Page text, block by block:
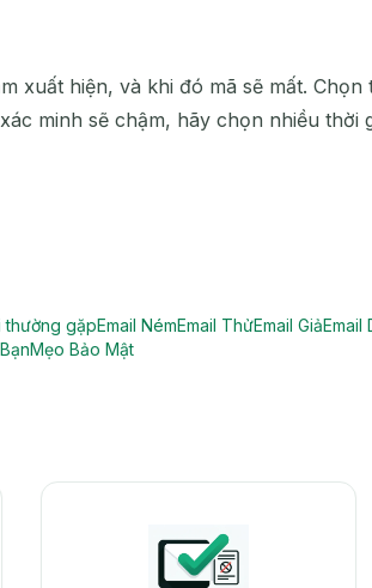
hiện, và khi đó mã sẽ mất.
minh sẽ chậm, hãy chọn nhiều thời
thường gặpEmail NémEmail ThửEmail GiảEmail
Mẹo Bảo Mật